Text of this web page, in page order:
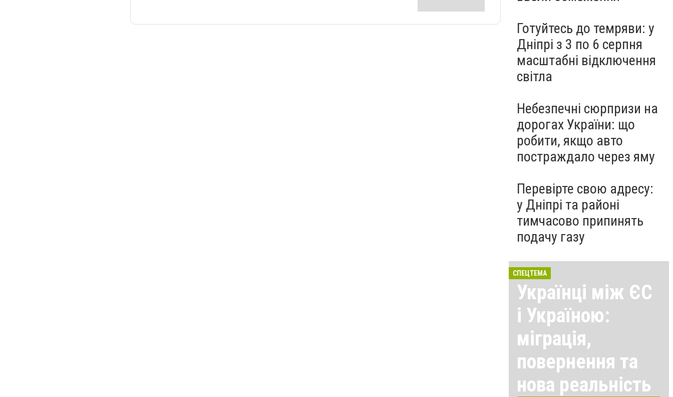
Готуйтесь до темряви: у
Дніпрі з 3 по 6 серпня
масштабні відключення
світла
Небезпечні сюрпризи на
дорогах України: що
робити, якщо авто
постраждало через яму
Перевірте свою адресу:
у Дніпрі та районі
тимчасово припинять
подачу газу
СПЕЦТЕМА
Українці між ЄС
і Україною:
міграція,
повернення та
нова реальність